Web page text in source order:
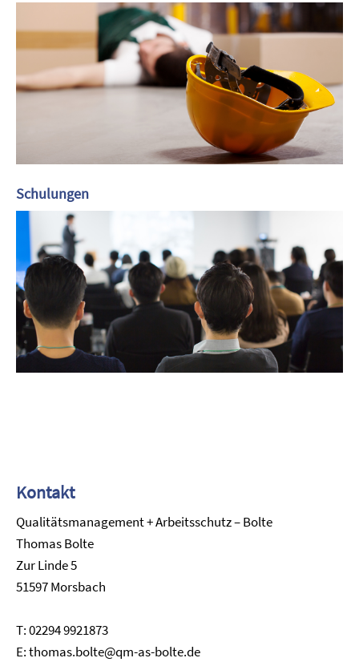
Schulungen
Kontakt
Qualitätsmanagement + Arbeitsschutz – Bolte
Thomas Bolte
Zur Linde 5
51597 Morsbach
T: 02294 9921873
E: thomas.bolte@qm-as-bolte.de